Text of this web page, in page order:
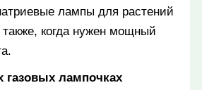
лампы для растений
когда нужен мощный
газовых лампочках